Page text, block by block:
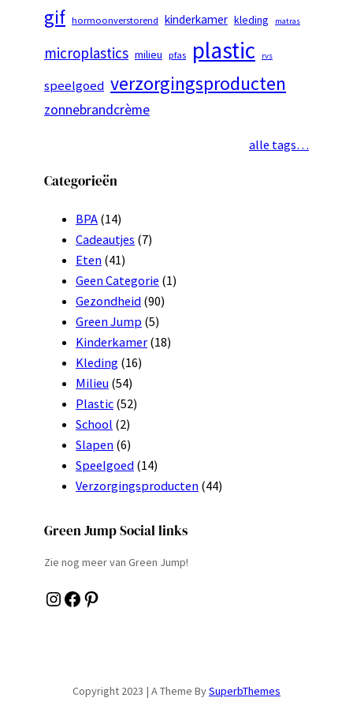
gif hormoonverstorend kinderkamer kleding matras
microplastics milieu pfas plastic rvs
speelgoed verzorgingsproducten
zonnebrandcrème
alle tags…
Categorieën
BPA (14)
Cadeautjes (7)
Eten (41)
Geen Categorie (1)
Gezondheid (90)
Green Jump (5)
Kinderkamer (18)
Kleding (16)
Milieu (54)
Plastic (52)
School (2)
Slapen (6)
Speelgoed (14)
Verzorgingsproducten (44)
Green Jump Social links
Zie nog meer van Green Jump!
Instagram Facebook Pinterest
Copyright 2023 | A Theme BySuperbThemes